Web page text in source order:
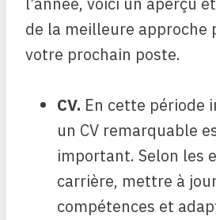
de la meilleure approche
votre prochain poste.
CV. En cette période
un CV remarquable
important. Selon les
carrière, mettre à
compétences et